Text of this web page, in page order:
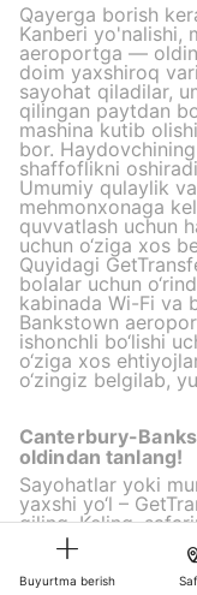
Buyurtma berish
Qayerga borish
Kanberi yo'nalishi,
aeroportga —
doim yaxshiroq
sayohat qiladilar,
qilingan paytdan
mashina kutib
bor.
shaffoflikni
Umumiy qulaylik
mehmonxonaga
quvvatlash uchun
uchun o‘ziga xos
Quyidagi
bolalar uchun
kabinada Wi-Fi va
Bankstown
ishonchli bo‘lishi
o‘ziga xos
o‘zingiz belgilab,
Canterbury-
oldindan tanlang!
Sayohatlar yoki
yaxshi yo‘l –
qiling. Keling,
topamiz!